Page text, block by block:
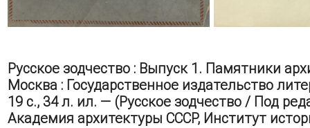
Русское зодчество : Выпуск 1. Памятники
Москва : Государственное издательство
19 с., 34 л. ил. — (Русское зодчество / Под
Академия архитектуры СССР, Институт